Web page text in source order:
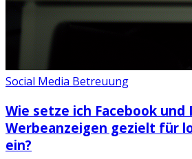
Social Media Betreuung
Wie setze ich Facebook und
Werbeanzeigen gezielt für
ein?